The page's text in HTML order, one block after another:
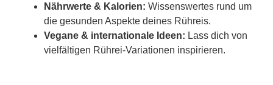
Nährwerte & Kalorien: Wissenswertes rund um
die gesunden Aspekte deines Rühreis.
Vegane & internationale Ideen: Lass dich von
vielfältigen Rührei-Variationen inspirieren.